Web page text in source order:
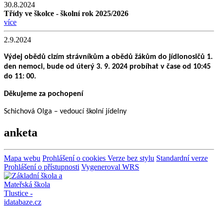
30.8.2024
Třídy ve školce - školní rok 2025/2026
více
2.9.2024
Výdej obědů cizím strávníkům a obědů žákům do jídlonosičů 1.
den nemoci, bude od úterý 3. 9. 2024 probíhat v čase od 10:45
do 11: 00.
Děkujeme za pochopení
Schichová Olga – vedoucí školní jídelny
anketa
Mapa webu Prohlášení o cookies Verze bez stylu Standardní verze
Prohlášení o přístupnosti Vygeneroval WRS